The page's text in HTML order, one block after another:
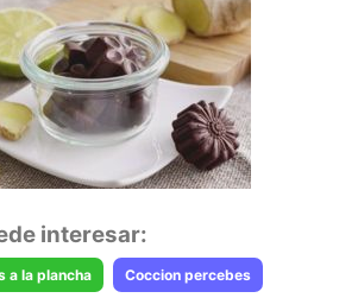
interesar:
a la plancha Coccion percebes